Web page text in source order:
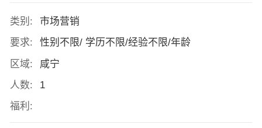
类别:
市场营销
要求:
性别不限/ 学历不限/经验不限/年龄
区域:
咸宁
人数:
1
福利: